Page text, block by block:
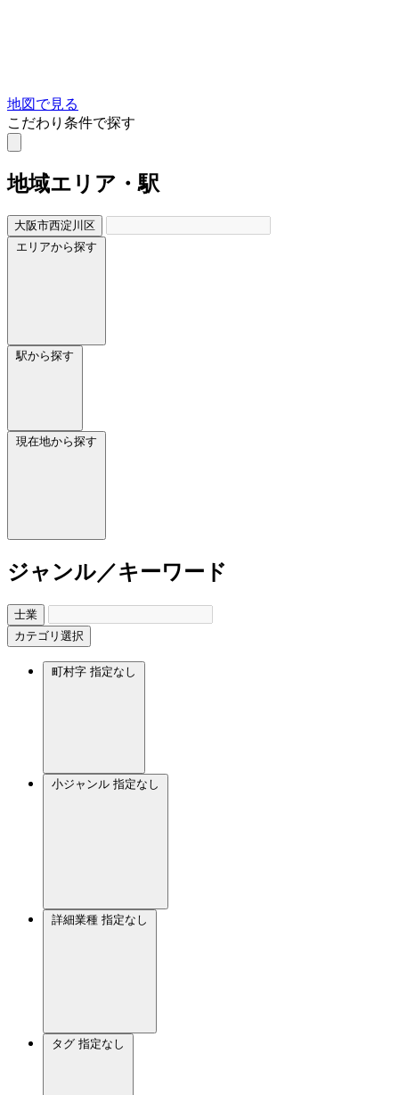
地図で見る
こだわり条件で探す
地域エリア・駅
大阪市西淀川区
エリアから探す
駅から探す
現在地から探す
ジャンル／キーワード
士業
カテゴリ選択
町村字 指定なし
小ジャンル 指定なし
詳細業種 指定なし
タグ 指定なし